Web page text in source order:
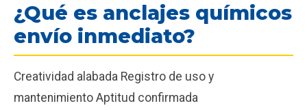
¿Qué es anclajes químicos
envío inmediato?
Creatividad alabada Registro de uso y
mantenimiento Aptitud confirmada